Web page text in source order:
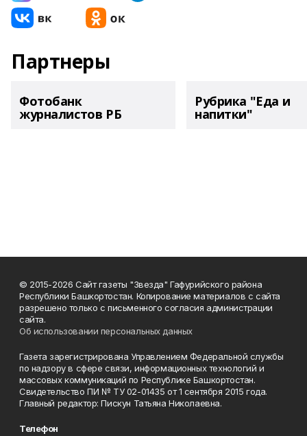
Партнеры
Фотобанк
журналистов РБ
Рубрика "Еда и
напитки"
© 2015-2026 Сайт газеты "Звезда" Гафурийского района
Республики Башкортостан. Копирование материалов с сайта
разрешено только с письменного согласия администрации
сайта.
Об использовании персональных данных
Газета зарегистрирована Управлением Федеральной службы
по надзору в сфере связи, информационных технологий и
массовых коммуникаций по Республике Башкортостан.
Свидетельство ПИ № ТУ 02-01435 от 1 сентября 2015 года.
Главный редактор: Пискун Татьяна Николаевна.
Телефон